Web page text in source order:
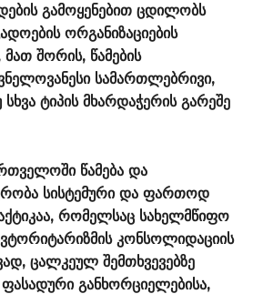
გამოყენებით ცდილობს
ორგანიზაციების
შორის, წამების
სამართლებრივი,
ტიპის მხარდაჭერის გარეშე
წამება და
სისტემური და ფართოდ
რომელსაც სახელმწიფო
კონსოლიდაციის
ცალკეულ შემთხვევებზე
განხორციელებისა,